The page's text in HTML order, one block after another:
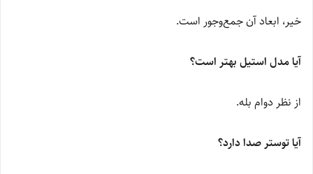
خیر، ابعاد آن جمع‌وجور است.
آیا مدل استیل بهتر است؟
از نظر دوام بله.
آیا توستر صدا دارد؟